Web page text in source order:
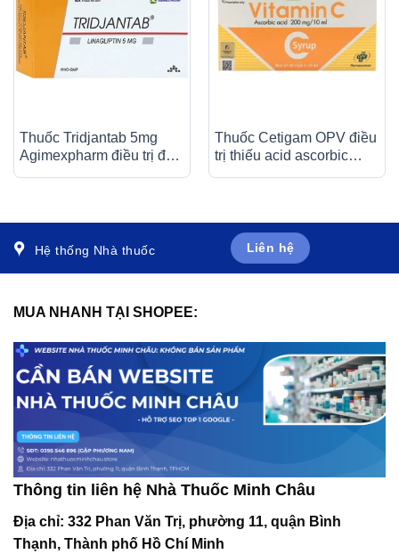
Thuốc Tridjantab 5mg
Agimexpharm điều trị đái
Thuốc Cetigam OPV điều
trị thiếu acid ascorbic
Hệ thống Nhà thuốc Liên hệ
MUA NHANH TẠI SHOPEE:
Thông tin liên hệ Nhà Thuốc Minh Châu
Địa chỉ: 332 Phan Văn Trị, phường 11, quận Bình
Thạnh, Thành phố Hồ Chí Minh